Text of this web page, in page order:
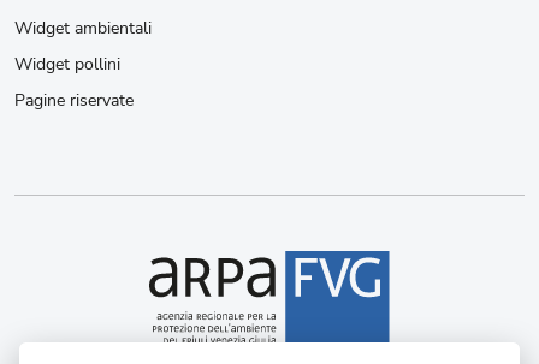
Widget ambientali
Widget pollini
Pagine riservate